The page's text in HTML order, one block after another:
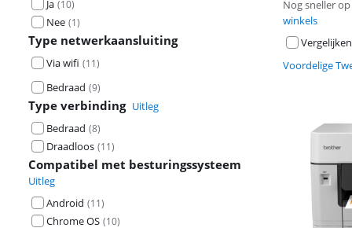
Ja (10)
Nee (1)
Type netwerkaansluiting
Via wifi (11)
Bedraad (9)
Type verbinding Uitleg
Bedraad (8)
Draadloos (11)
Compatibel met besturingssysteem
Uitleg
Android (11)
Chrome OS (10)
Nog sneller
winkels
Vergelijken
Voordelige